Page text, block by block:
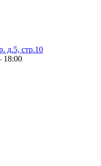
д.5, стр.10
18:00